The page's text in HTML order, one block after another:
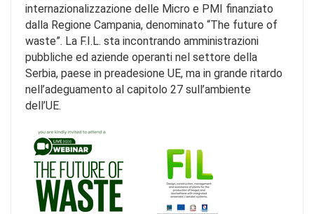
internazionalizzazione delle Micro e PMI finanziato
dalla Regione Campania, denominato “The future of
waste”. La F.I.L. sta incontrando amministrazioni
pubbliche ed aziende operanti nel settore della
Serbia, paese in preadesione UE, ma in grande ritardo
nell’adeguamento al capitolo 27 sull’ambiente
dell’UE.